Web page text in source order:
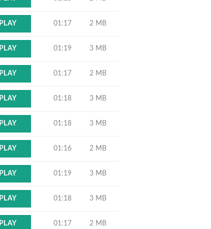
PLAY 01:17 2 MB
PLAY 01:19 3 MB
PLAY 01:17 2 MB
PLAY 01:18 3 MB
PLAY 01:18 3 MB
PLAY 01:16 2 MB
PLAY 01:19 3 MB
PLAY 01:18 3 MB
PLAY 01:17 2 MB